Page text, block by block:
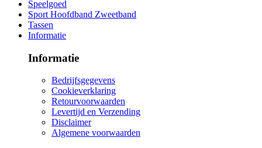
Speelgoed
Sport Hoofdband Zweetband
Tassen
Informatie
Informatie
Bedrijfsgegevens
Cookieverklaring
Retourvoorwaarden
Levertijd en Verzending
Disclaimer
Algemene voorwaarden